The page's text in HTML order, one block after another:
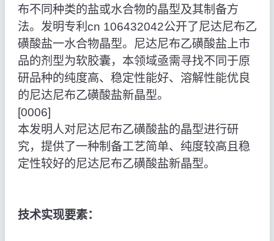
布不同种类的盐或水合物的晶型及其制备方
法。发明专利cn 106432042公开了尼达尼布乙
磺酸盐一水合物晶型。尼达尼布乙磺酸盐上市
品的剂型为软胶囊，本领域亟需寻找不同于原
研品种的纯度高、稳定性能好、溶解性能优良
的尼达尼布乙磺酸盐新晶型。
[0006]
本发明人对尼达尼布乙磺酸盐的晶型进行研
究，提供了一种制备工艺简单、纯度较高且稳
定性较好的尼达尼布乙磺酸盐新晶型。
技术实现要素：